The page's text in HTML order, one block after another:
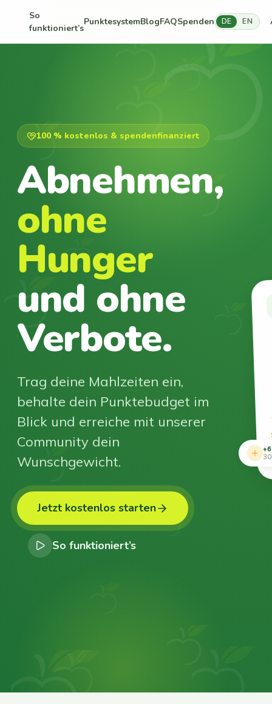
So
funktioniert’s
PunktesystemBlogFAQSpenden DE EN
100 % kostenlos & spendenfinanziert
Abnehmen,
ohne
Hunger
und ohne
Verbote.
Trag deine Mahlzeiten ein,
behalte dein Punktebudget im
Blick und erreiche mit unserer
Community dein
Wunschgewicht.
Jetzt kostenlos starten
So funktioniert’s